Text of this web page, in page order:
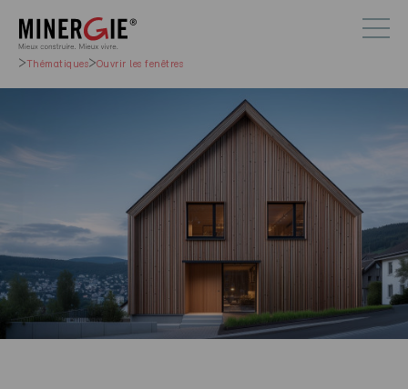
Thématiques Ouvrir les fenêtres